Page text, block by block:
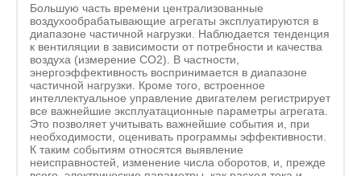
Большую часть времени централизованные
воздухообрабатывающие агрегаты эксплуатируются в
диапазоне частичной нагрузки. Наблюдается тенденция
к вентиляции в зависимости от потребности и качества
воздуха (измерение CO2). В частности,
энергоэффективность воспринимается в диапазоне
частичной нагрузки. Кроме того, встроенное
интеллектуальное управление двигателем регистрирует
все важнейшие эксплуатационные параметры агрегата.
Это позволяет учитывать важнейшие события и, при
необходимости, оценивать программы эффективности.
К таким событиям относятся выявление
неисправностей, изменение числа оборотов, и, прежде